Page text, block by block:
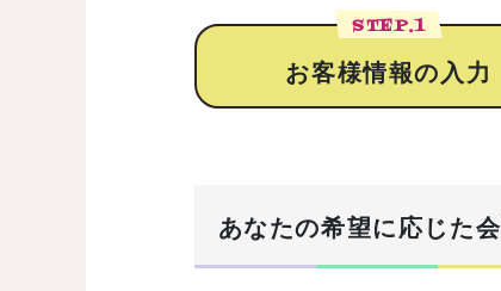
STEP.1
お客様情報の入力
あなたの希望に応じた